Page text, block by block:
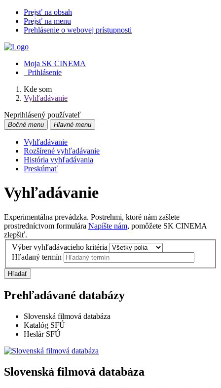
Prejsť na obsah
Prejsť na menu
Prehlásenie o webovej prístupnosti
Moja SK CINEMA
Prihlásenie
Kde som
Vyhľadávanie
Neprihlásený používateľ
Bočné menu Hlavné menu
Vyhľadávanie
Rozšírené vyhľadávanie
História vyhľadávania
Preskúmať
Vyhľadávanie
Experimentálna prevádzka. Postrehmi, ktoré nám zašlete
prostredníctvom formulára Napíšte nám, pomôžete SK CINEMA
zlepšiť.
Výber vyhľadávacieho kritéria
Hľadaný termín
Hľadať
Prehľadávané databázy
Slovenská filmová databáza
Katalóg SFÚ
Heslár SFÚ
Slovenská filmová databáza